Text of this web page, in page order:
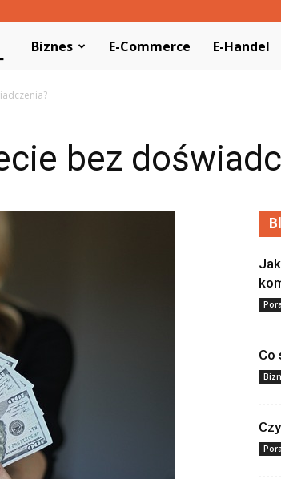
WypozycjonujSklep.pl
Biznes E-Commerce E-Handel
bez
Co